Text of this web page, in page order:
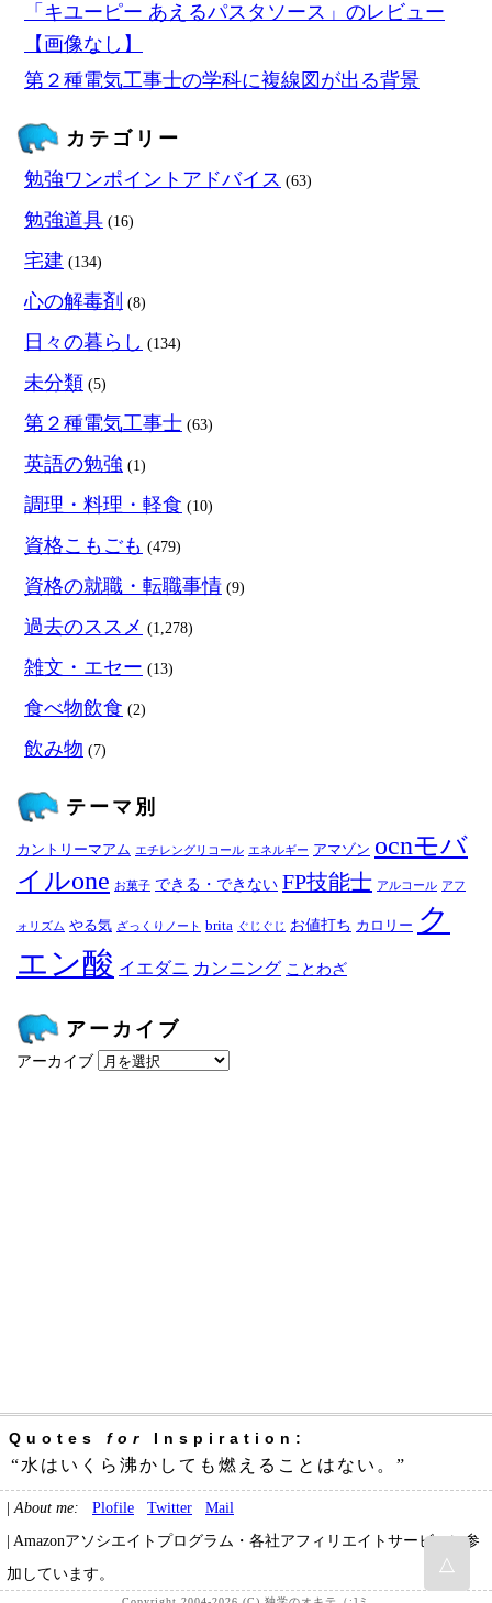
「キユーピー あえるパスタソース」のレビュー
【画像なし】
第２種電気工事士の学科に複線図が出る背景
カテゴリー
勉強ワンポイントアドバイス (63)
勉強道具 (16)
宅建 (134)
心の解毒剤 (8)
日々の暮らし (134)
未分類 (5)
第２種電気工事士 (63)
英語の勉強 (1)
調理・料理・軽食 (10)
資格こもごも (479)
資格の就職・転職事情 (9)
過去のススメ (1,278)
雑文・エセー (13)
食べ物飲食 (2)
飲み物 (7)
テーマ別
カントリーマアム エチレングリコール エネルギー アマゾン ocnモバ
イルone お菓子 できる・できない FP技能士 アルコール アフ
ォリズム やる気 ざっくりノート brita ぐじぐじ お値打ち カロリー ク
エン酸 イエダニ カンニング ことわざ
アーカイブ
アーカイブ
Quotes for Inspiration:
“水はいくら沸かしても燃えることはない。”
| About me: Plofile Twitter
Mail
| Amazonアソシエイトプログラム・各社アフィリエイトサービスに参
加しています。
△